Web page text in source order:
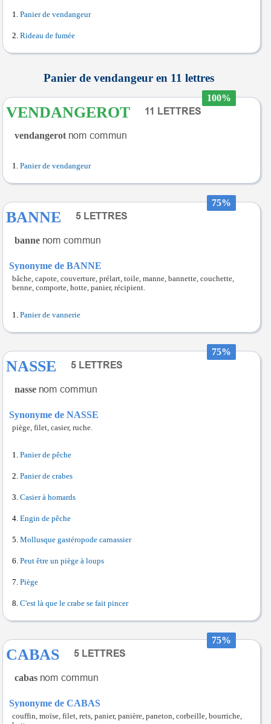
Panier de vendangeur
Rideau de fumée
Panier de vendangeur en 11 lettres
100%
VENDANGEROT
vendangerot
Panier de vendangeur
75%
BANNE
banne
Synonyme de BANNE
bâche, capote, couverture, prélart, toile, manne, bannette, couchette,
benne, comporte, hotte, panier, récipient.
Panier de vannerie
75%
NASSE
nasse
Synonyme de NASSE
piège, filet, casier, ruche.
Panier de pêche
Panier de crabes
Casier à homards
Engin de pêche
Mollusque gastéropode carnassier
Peut être un piège à loups
Piège
C'est là que le crabe se fait pincer
75%
CABAS
cabas
Synonyme de CABAS
couffin, moïse, filet, rets, panier, panière, paneton, corbeille, bourriche,